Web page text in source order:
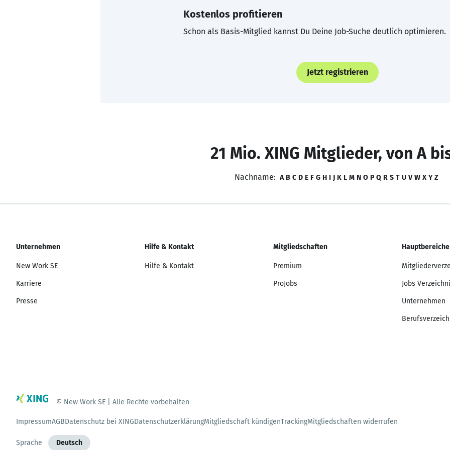
Kostenlos profitieren
Schon als Basis-Mitglied kannst Du Deine Job-Suche deutlich optimieren.
Jetzt registrieren
21 Mio. XING Mitglieder, von A
Nachname: A B C D E F G H I J K L M N O P Q R S T U V W X Y Z
Unternehmen
New Work SE
Karriere
Presse
Hilfe & Kontakt
Hilfe & Kontakt
Mitgliedschaften
Premium
ProJobs
Hauptbereiche
Jobs
Unternehmen
© New Work SE | Alle Rechte vorbehalten
ImpressumAGBDatenschutz bei XINGDatenschutzerklärungMitgliedschaft kündigenTrackingMitgliedschaften widerrufen
Sprache Deutsch